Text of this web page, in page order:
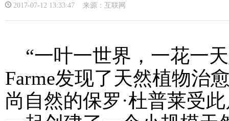
2017-07-12 13:33:47 来源：互联网
“一叶一世界，一花一天
Farme发现了天然植物治
尚自然的保罗·杜普莱受